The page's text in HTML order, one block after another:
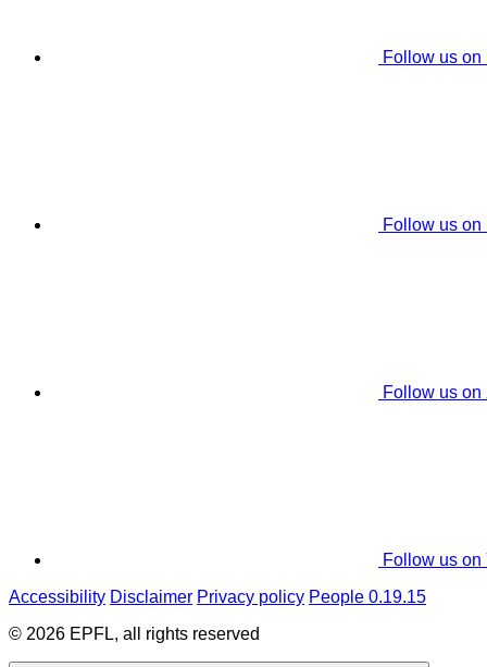
Follow us on
Follow us on
Follow us on
Follow us on
Accessibility Disclaimer Privacy policy People 0.19.15
© 2026 EPFL, all rights reserved